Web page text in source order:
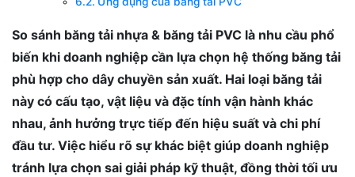
So sánh băng tải nhựa & băng tải PVC là nhu cầu phổ
biến khi doanh nghiệp cần lựa chọn hệ thống băng tải
phù hợp cho dây chuyền sản xuất. Hai loại băng tải
này có cấu tạo, vật liệu và đặc tính vận hành khác
nhau, ảnh hưởng trực tiếp đến hiệu suất và chi phí
đầu tư. Việc hiểu rõ sự khác biệt giúp doanh nghiệp
tránh lựa chọn sai giải pháp kỹ thuật, đồng thời tối ưu